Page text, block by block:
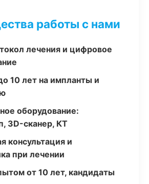
работы с нами
лечения и цифровое
10 лет на импланты и
оборудование:
3D-сканер, КТ
консультация и
при лечении
от 10 лет, кандидаты